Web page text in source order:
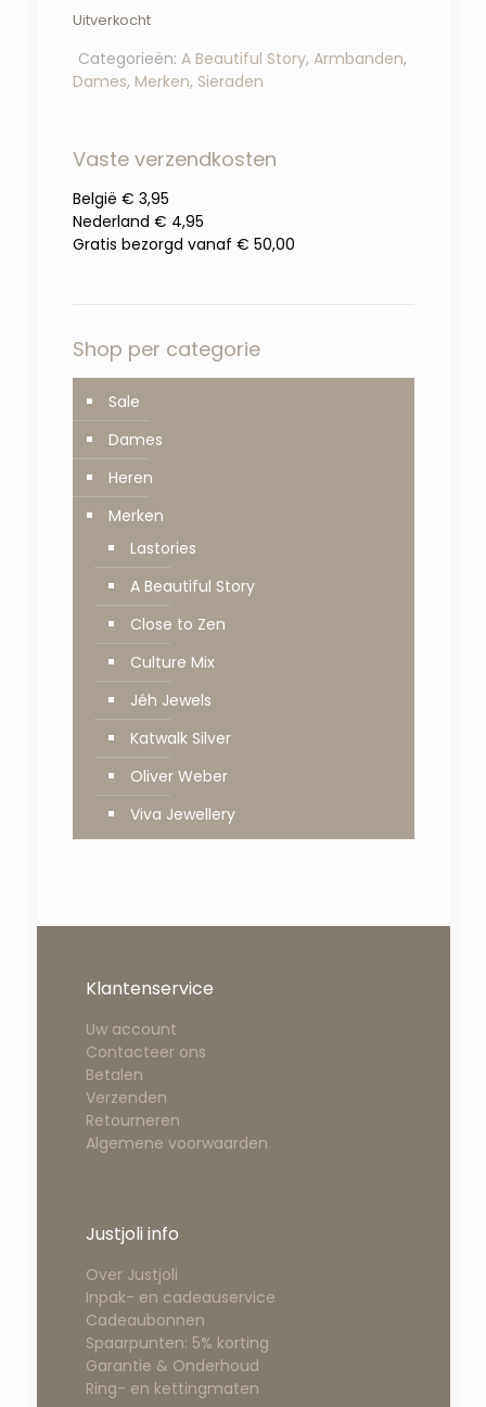
Uitverkocht
Categorieën: A Beautiful Story, Armbanden,
Dames, Merken, Sieraden
Vaste verzendkosten
België € 3,95
Nederland € 4,95
Gratis bezorgd vanaf € 50,00
Shop per categorie
Sale
Dames
Heren
Merken
Lastories
A Beautiful Story
Close to Zen
Culture Mix
Jéh Jewels
Katwalk Silver
Oliver Weber
Viva Jewellery
Klantenservice
Uw account
Contacteer ons
Betalen
Verzenden
Retourneren
Algemene voorwaarden
Justjoli info
Over Justjoli
Inpak- en cadeauservice
Cadeaubonnen
Spaarpunten: 5% korting
Garantie & Onderhoud
Ring- en kettingmaten